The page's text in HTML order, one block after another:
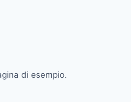
di esempio.